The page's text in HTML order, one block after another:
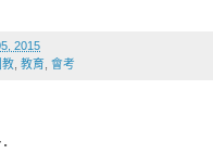
2015
教 教育 會考